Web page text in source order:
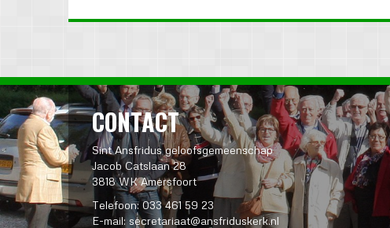
CONTACT
Sint Ansfridus geloofsgemeenschap
Jacob Catslaan 28
3818 WK Amersfoort
Telefoon: 033 461 59 23
E-mail:secretariaat@ansfriduskerk.nl